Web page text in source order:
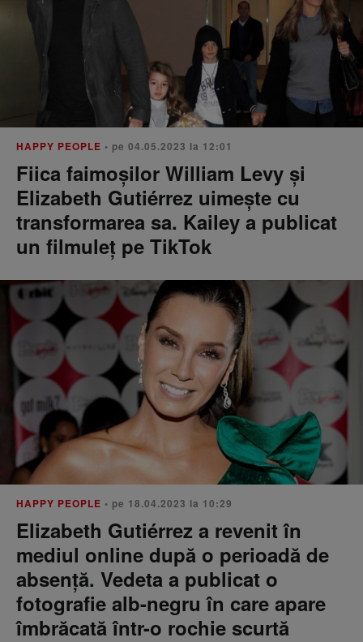
HAPPY PEOPLE • pe 04.05.2023 la 12:01
Fiica faimoșilor William Levy și
Elizabeth Gutiérrez uimește cu
transformarea sa. Kailey a publicat
un filmuleț pe TikTok
HAPPY PEOPLE • pe 18.04.2023 la 10:29
Elizabeth Gutiérrez a revenit în
mediul online după o perioadă de
absență. Vedeta a publicat o
fotografie alb-negru în care apare
îmbrăcată într-o rochie scurtă